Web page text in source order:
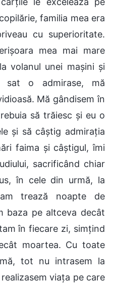
familia mea era
cu superioritate.
mea mai mare
volanul unei mașini și
sat o admirase, mă
Mă gândisem în
să trăiesc și eu o
și să câștig admirația
faima și câștigul, îmi
sacrificând chiar
în cele din urmă, la
trează noapte de
baza pe altceva decât
în fiecare zi, simțind
moartea. Cu toate
tot nu intrasem la
viața pe care